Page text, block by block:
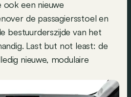
een nieuwe
de passagiersstoel en
bestuurderszijde van het
Last but not least: de
nieuwe, modulaire